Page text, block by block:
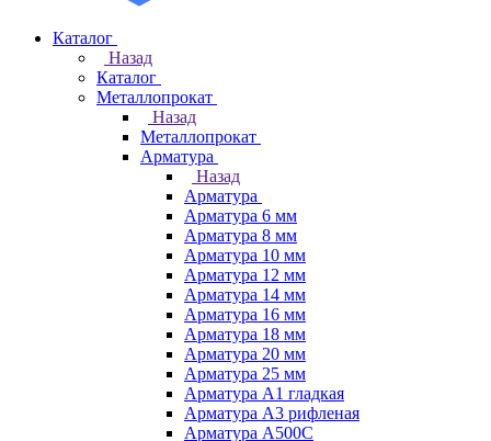
Каталог
Назад
Каталог
Металлопрокат
Назад
Металлопрокат
Арматура
Назад
Арматура
Арматура 6 мм
Арматура 8 мм
Арматура 10 мм
Арматура 12 мм
Арматура 14 мм
Арматура 16 мм
Арматура 18 мм
Арматура 20 мм
Арматура 25 мм
Арматура А1 гладкая
Арматура А3 рифленая
Арматура А500С